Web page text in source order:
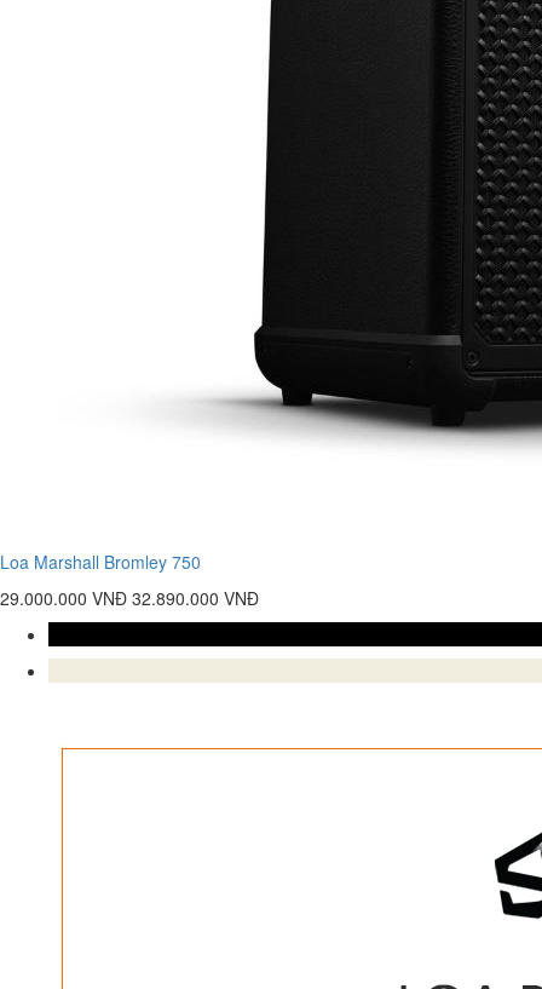
Loa Marshall Bromley 750
29.000.000 VNĐ 32.890.000 VNĐ